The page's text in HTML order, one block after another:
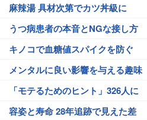
麻辣湯 具材次第でカツ丼級に
うつ病患者の本音とNGな接し方
キノコで血糖値スパイクを防ぐ
メンタルに良い影響を与える趣味
「モテるためのヒント」326人に
容姿と寿命 28年追跡で見えた差